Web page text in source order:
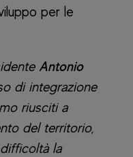
per le
Antonio
di integrazione
riusciti a
del territorio,
la